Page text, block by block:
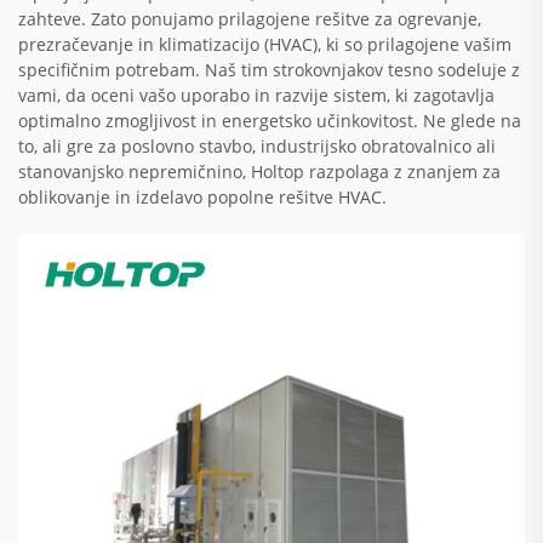
zahteve. Zato ponujamo prilagojene rešitve za ogrevanje,
prezračevanje in klimatizacijo (HVAC), ki so prilagojene vašim
specifičnim potrebam. Naš tim strokovnjakov tesno sodeluje z
vami, da oceni vašo uporabo in razvije sistem, ki zagotavlja
optimalno zmogljivost in energetsko učinkovitost. Ne glede na
to, ali gre za poslovno stavbo, industrijsko obratovalnico ali
stanovanjsko nepremičnino, Holtop razpolaga z znanjem za
oblikovanje in izdelavo popolne rešitve HVAC.